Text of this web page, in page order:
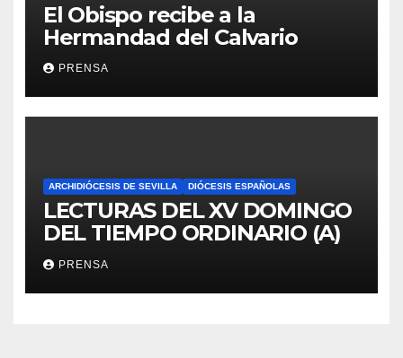
El Obispo recibe a la
Hermandad del Calvario
PRENSA
ARCHIDIÓCESIS DE SEVILLA DIÓCESIS ESPAÑOLAS
LECTURAS DEL XV DOMINGO
DEL TIEMPO ORDINARIO (A)
PRENSA